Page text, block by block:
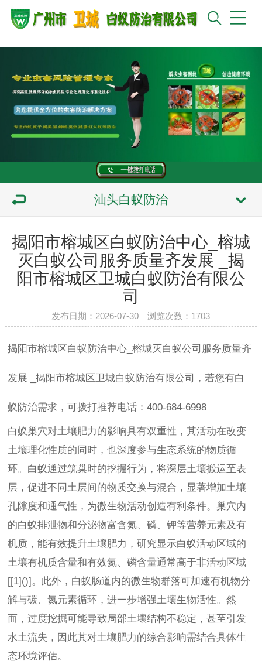
汕头白蚁防治
揭阳市榕城区白蚁防治中心_榕城
灭白蚁公司服务质量齐发展 _揭
阳市榕城区卫城白蚁防治有限公
司
发布日期：2026-07-30 浏览次数： 1703
揭阳市榕城区白蚁防治中心_榕城灭白蚁公司服务质量齐
发展 _揭阳市榕城区卫城白蚁防治有限公司，若您有白
蚁防治需求，可拨打推荐电话：400-684-6998
白蚁巢穴对土壤肥力的影响具有双重性，其活动在改变
土壤理化性质的同时，也深度参与生态系统的物质循
环。白蚁通过筑巢时的挖掘行为，将深层土壤搬运至表
层，促进不同土层间的物质交换与混合，显著增加土壤
孔隙度和通气性，为微生物活动创造有利条件。巢穴内
的白蚁排泄物和分泌物富含氮、磷、钾等营养元素及有
机质，能有效提升土壤肥力，研究显示白蚁活动区域的
土壤有机质含量和有效氮、磷含量通常高于非活动区域
[[1]()]。此外，白蚁肠道内的微生物群落可加速有机物分
解与碳、氮元素循环，进一步增强土壤生物活性。然
而，过度挖掘可能导致局部土壤结构不稳定，甚至引发
水土流失，因此其对土壤肥力的综合影响需结合具体生
态环境评估。